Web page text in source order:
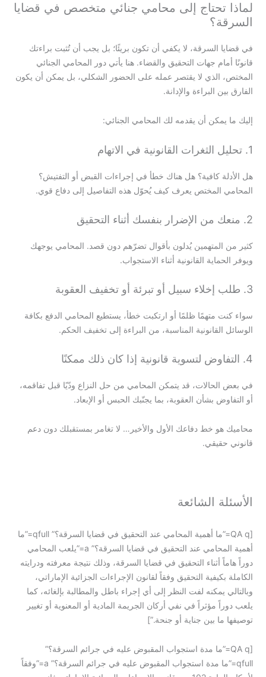
لماذا تحتاج إلى محامي جنائي متخصص في قضايا
السرقة؟
في قضايا السرقة، لا يكفي أن تكون بريئًا؛ بل يجب أن تُثبت براءتك
قانونًا أمام جهات التحقيق والقضاء. هنا يأتي دور المحامي الجنائي
المختص، الذي لا يقتصر عمله على الحضور الشكلي، بل يمكن أن يكون
الفارق بين البراءة والإدانة.
إليك ما يمكن أن يقدمه لك المحامي الجنائي:
1. تحليل الثغرات القانونية في الاتهام
هل الأدلة كافية؟ هل هناك خطأ في إجراءات القبض أو التفتيش؟
المحامي المختص يعرف كيف يُحوّل هذه التفاصيل إلى دفاع قوي.
2. منعك من الإضرار بنفسك أثناء التحقيق
كثير من المتهمين يُدلون بأقوال تضرّهم دون قصد. المحامي يوجهك
ويوفر الحماية القانونية أثناء الاستجواب.
3. طلب إخلاء سبيل أو تبرئة أو تخفيف العقوبة
سواء كنت متهمًا ظلمًا أو ارتكبت خطأ، يستطيع المحامي الدفع بكافة
الوسائل القانونية المناسبة، من البراءة إلى تخفيف الحكم.
4. التفاوض لتسوية قانونية إذا كان ذلك ممكنًا
في بعض الحالات، قد يتمكن المحامي من حل النزاع ودّيًا قبل تفاقمه،
أو التفاوض بشأن العقوبة، بما يجنّبك الحبس أو الإبعاد.
محاميك هو خط دفاعك الأول والأخير… لا تغامر بمستقبلك دون دعم
قانوني حقيقي.
الأسئلة الشائعة
[QA q=”ما أهمية المحامي عند التحقيق في قضايا السرقة؟” qfull=”ما
أهمية المحامي عند التحقيق في قضايا السرقة؟” a=”يلعب المحامي
دوراً هاماً أثناء التحقيق في قضايا السرقة، وذلك نتيجة معرفته ودرايته
الكاملة بكيفية التحقيق وفقاً لقانون الإجراءات الجزائية الإماراتي،
وبالتالي يمكنه لفت النظر إلى أي إجراء باطل والمطالبة بإلغائه، كما
يلعب دوراً مؤثراً في نفي أركان الجريمة المادية أو المعنوية أو تغيير
توصيفها ما بين جناية أو جنحة.”]
[QA q=”ما مدة استجواب المقبوض عليه في جرائم السرقة؟”
qfull=”ما مدة استجواب المقبوض عليه في جرائم السرقة؟” a=”وفقاً